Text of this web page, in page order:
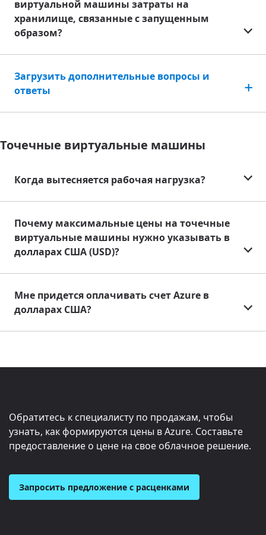
виртуальной машины затраты на
хранилище, связанные с запущенным
образом?
Загрузить дополнительные вопросы и
ответы
Точечные виртуальные машины
Когда вытесняется рабочая нагрузка?
Почему максимальные цены на точечные
виртуальные машины нужно указывать в
долларах США (USD)?
Мне придется оплачивать счет Azure в
долларах США?
Обратитесь к специалисту по продажам, чтобы
узнать, как формируются цены в Azure. Составьте
предоставление о цене на свое облачное решение.
Запросить предложение с расценками